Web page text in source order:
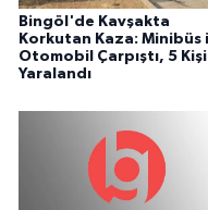
Bingöl'de Kavşakta
Korkutan Kaza: Minibüs
Otomobil Çarpıştı, 5 Kişi
Yaralandı